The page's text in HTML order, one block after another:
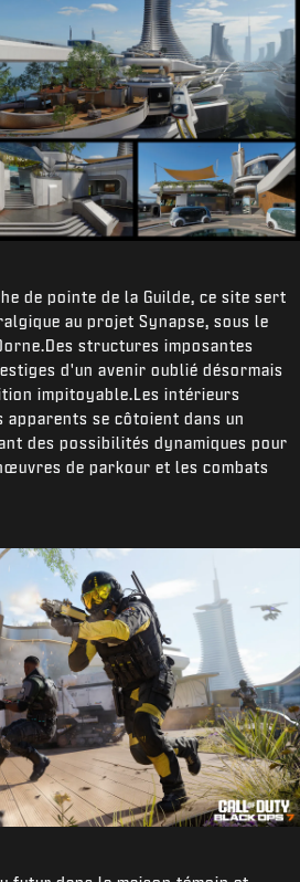
de pointe de la Guilde, ce site sert
au projet Synapse, sous le
structures imposantes
d'un avenir oublié désormais
impitoyable.Les intérieurs
se côtoient dans un
des possibilités dynamiques pour
de parkour et les combats